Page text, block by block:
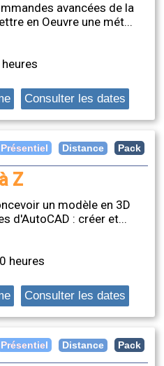
avancées de la
en Oeuvre une mét...
Consulter les dates
Présentiel Distance Pack
Z
un modèle en 3D
d'AutoCAD : créer et...
heures
Consulter les dates
Présentiel Distance Pack